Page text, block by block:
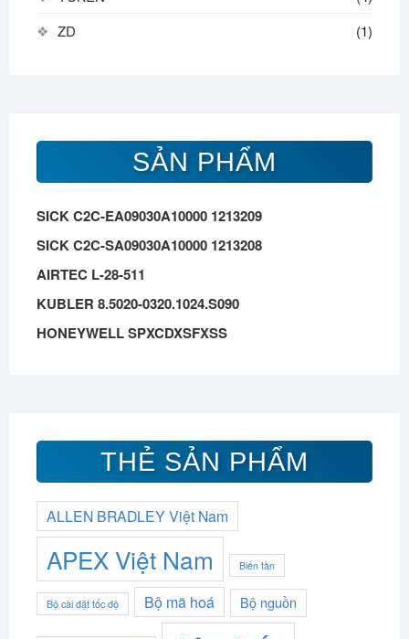
ZD
(1)
SẢN PHẨM
SICK C2C-EA09030A10000 1213209
SICK C2C-SA09030A10000 1213208
AIRTEC L-28-511
KUBLER 8.5020-0320.1024.S090
HONEYWELL SPXCDXSFXSS
THẺ SẢN PHẨM
ALLEN BRADLEY Việt Nam
APEX Việt Nam Biến tần
Bộ cài đặt tốc độ Bộ mã hoá Bộ nguồn